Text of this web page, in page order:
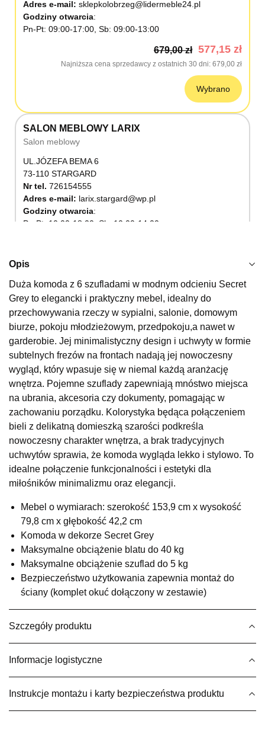
Adres e-mail: sklepkolobrzeg@lidermeble24.pl
Godziny otwarcia
Pn-Pt: 09:00-17:00, Sb: 09:00-13:00
679,00 zł 577,15 zł
Najniższa cena sprzedawcy z ostatnich 30 dni 679,00 zł
Wybrano
SALON MEBLOWY LARIX
Salon meblowy
UL.JÓZEFA BEMA 6
73-110 STARGARD
Nr tel. 726154555
Adres e-mail: larix.stargard@wp.pl
Godziny otwarcia
Pn-Pt: 10:00-18:00, Sb: 10:00-14:00
Wybierz
SALON MEBLOWY KUBUŚ
Salon meblowy
UL.RZEMIEŚLNICZA 6
66-470 KOSTRZYN NAD ODRĄ
Nr tel. 507103199
Godziny otwarcia
Pn-Pt: 10:00-18:00, Sb: 10:00-14:00
679,00 zł 577,15 zł
Najniższa cena sprzedawcy z ostatnich 30 dni 679,00 zł
Wybierz
SALON MEBLOWY M JAK MEBLE
Salon meblowy
UL.BASZTOWA 3
76-100 SŁAWNO
Nr tel.502668736
Adres e-mail:pph.catrin@wp.pl
Godziny otwarcia
Pn-Pt: 09:00-17:00, Sb: 09:00-13:00
SALON MEBLOWY MEBLE EXPO
Salon meblowy
Opis
Duża komoda z 6 szufladami w modnym odcieniu Secret
Grey to elegancki i praktyczny mebel, idealny do
przechowywania rzeczy w sypialni, salonie, domowym
biurze, pokoju młodzieżowym, przedpokoju,a nawet w
garderobie. Jej minimalistyczny design i uchwyty w formie
subtelnych frezów na frontach nadają jej nowoczesny
wygląd, który wpasuje się w niemal każdą aranżację
wnętrza. Pojemne szuflady zapewniają mnóstwo miejsca
na ubrania, akcesoria czy dokumenty, pomagając w
zachowaniu porządku. Kolorystyka będąca połączeniem
bieli z delikatną domieszką szarości podkreśla
nowoczesny charakter wnętrza, a brak tradycyjnych
uchwytów sprawia, że komoda wygląda lekko i stylowo. To
idealne połączenie funkcjonalności i estetyki dla
miłośników minimalizmu oraz elegancji.
Mebel o wymiarach: szerokość 153,9 cm x wysokość
79,8 cm x głębokość 42,2 cm
Komoda w dekorze Secret Grey
Maksymalne obciążenie blatu do 40 kg
Maksymalne obciążenie szuflad do 5 kg
Bezpieczeństwo użytkowania zapewnia montaż do
ściany (komplet okuć dołączony w zestawie)
Szczegóły produktu
Informacje logistyczne
Instrukcje montażu i karty bezpieczeństwa produktu